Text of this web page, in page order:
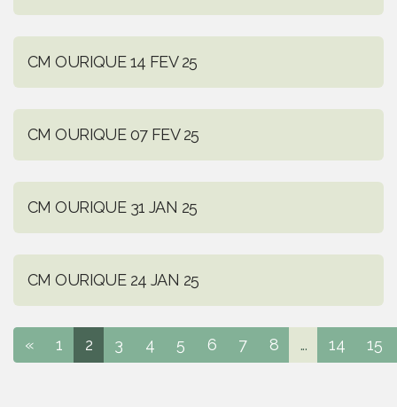
CM OURIQUE 14 FEV 25
CM OURIQUE 07 FEV 25
CM OURIQUE 31 JAN 25
CM OURIQUE 24 JAN 25
« 1 2 3 4 5 6 7 8 ... 14 15